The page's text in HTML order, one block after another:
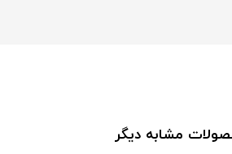
مشابه دیگر